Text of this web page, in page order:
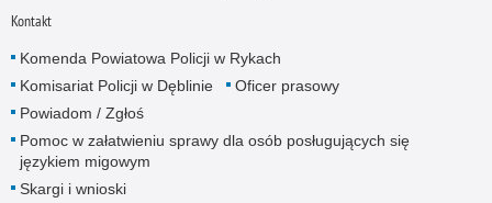
Kontakt
Komenda Powiatowa Policji w Rykach
Komisariat Policji w Dęblinie
Oficer prasowy
Powiadom / Zgłoś
Pomoc w załatwieniu sprawy dla osób posługujących się
językiem migowym
Skargi i wnioski